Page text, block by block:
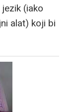
(iako
alat) koji bi